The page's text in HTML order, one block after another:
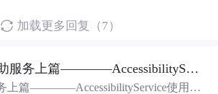
加载更多回复（7）
Android之辅助服务上篇————AccessibilityService使用
上篇————AccessibilityService使用